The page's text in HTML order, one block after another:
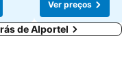
Ver preços
de Alportel